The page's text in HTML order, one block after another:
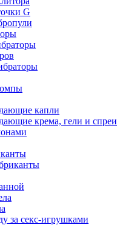
G
капли
крема, гели и спреи
за секс-игрушками